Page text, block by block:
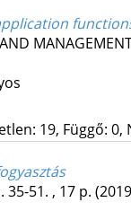
19, Függő: 0,
35-51. , 17 p.